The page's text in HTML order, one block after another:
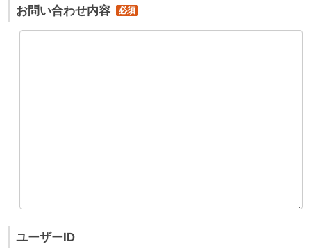
お問い合わせ内容
ユーザーID